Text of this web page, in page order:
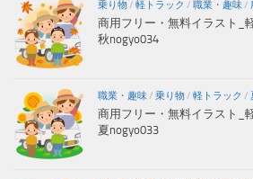
乗り物/ 軽トラック / 職業・趣味/
商用フリー・無料イラスト_
秋nogyo034
職業・趣味/ 乗り物/ 軽トラック /
商用フリー・無料イラスト_
夏nogyo033